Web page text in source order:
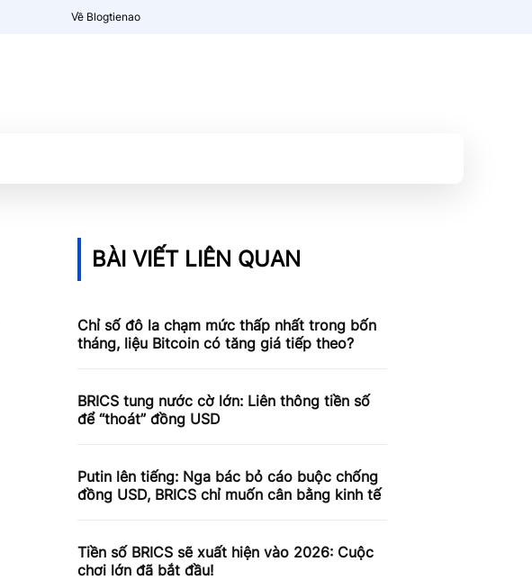
Về Blogtienao
BÀI VIẾT LIÊN QUAN
Chỉ số đô la chạm mức thấp nhất trong bốn
tháng, liệu Bitcoin có tăng giá tiếp theo?
BRICS tung nước cờ lớn: Liên thông tiền số
để “thoát” đồng USD
Putin lên tiếng: Nga bác bỏ cáo buộc chống
đồng USD, BRICS chỉ muốn cân bằng kinh tế
Tiền số BRICS sẽ xuất hiện vào 2026: Cuộc
chơi lớn đã bắt đầu!